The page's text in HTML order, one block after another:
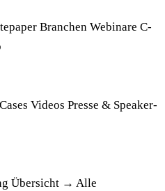
Branchen Webinare C-
Videos Presse & Speaker-
Übersicht → Alle